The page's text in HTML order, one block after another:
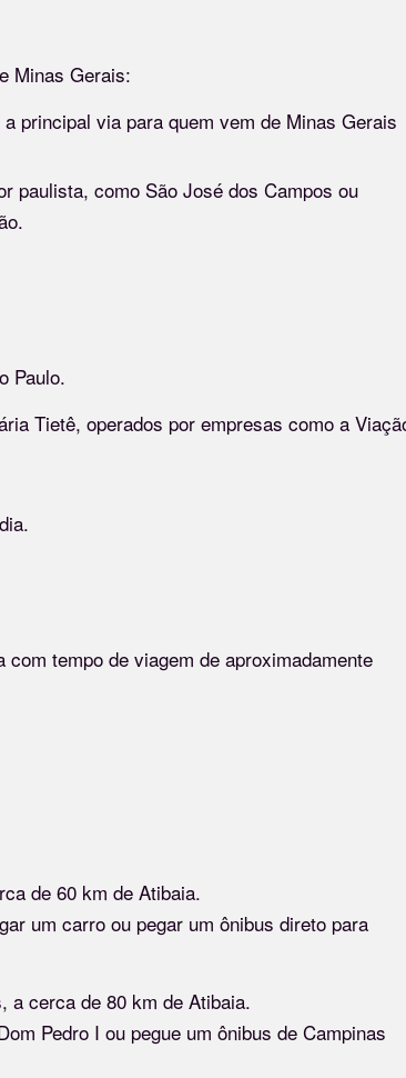
Minas Gerais:
principal via para quem vem de Minas Gerais
paulista, como São José dos Campos ou
Paulo.
Tietê, operados por empresas como a
tempo de viagem de aproximadamente
de 60 km de Atibaia.
um carro ou pegar um ônibus direto para
a cerca de 80 km de Atibaia.
Pedro I ou pegue um ônibus de Campinas